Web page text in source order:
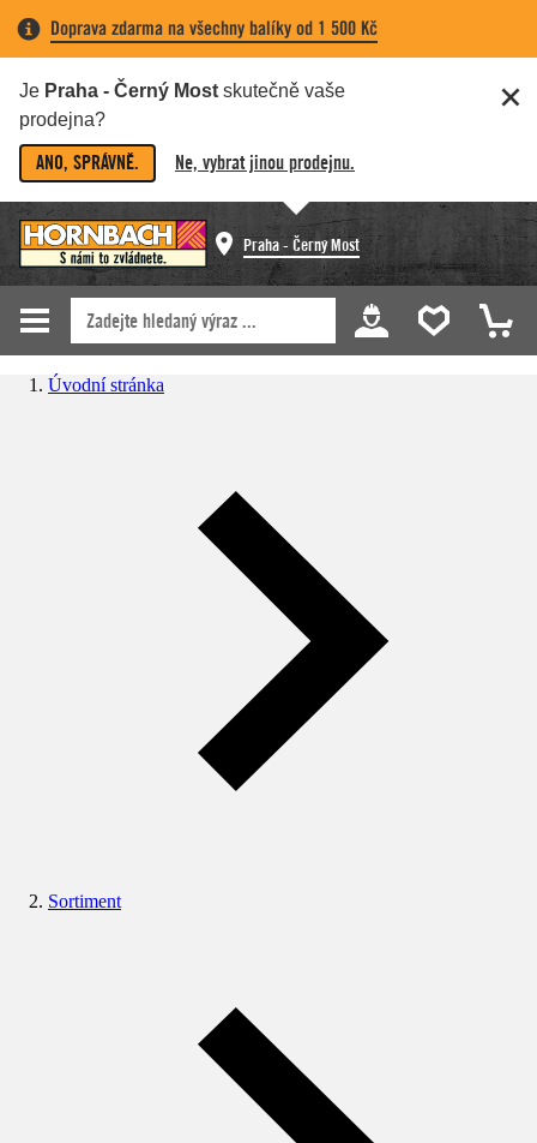
Doprava zdarma na všechny balíky od 1 500 Kč
Je Praha - Černý Most skutečně vaše
prodejna?
ANO, SPRÁVNĚ. Ne, vybrat jinou prodejnu.
Praha - Černý Most
Úvodní stránka
Sortiment